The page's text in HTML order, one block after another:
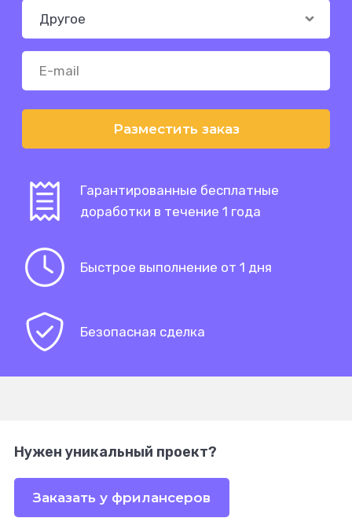
Разместить заказ
Гарантированные бесплатные
доработки в течение 1 года
Быстрое выполнение от 1 дня
Безопасная сделка
Нужен уникальный проект?
Заказать у фрилансеров